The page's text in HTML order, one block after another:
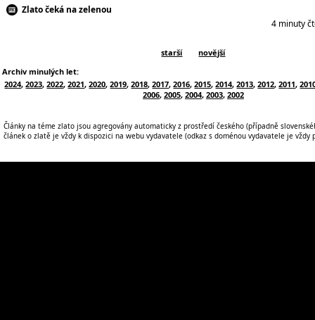
Zlato čeká na zelenou
4 minuty
starší
novější
Archiv minulých let:
2024,2023,2022,2021,2020,2019,2018,2017,2016,2015,2014,2013,2012,2011,
2006, 2005, 2004, 2003, 2002
Články na téme zlato jsou agregovány automaticky z prostředí českého (případně
článek o zlatě je vždy k dispozici na webu vydavatele (odkaz s doménou vydavatele je vždy